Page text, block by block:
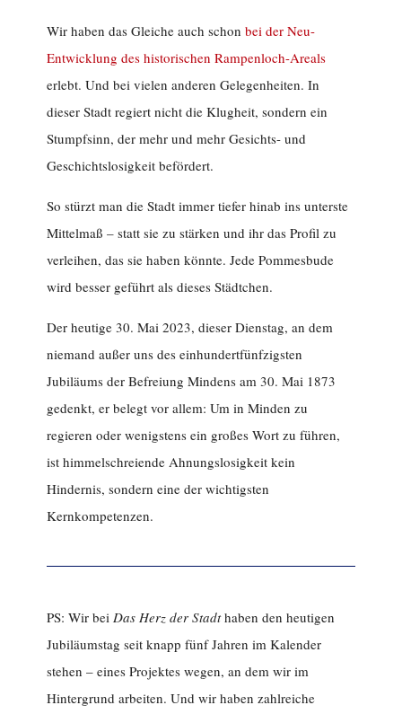
Wir haben das Gleiche auch schon bei der Neu-
Entwicklung des historischen Rampenloch-Areals
erlebt. Und bei vielen anderen Gelegenheiten. In
dieser Stadt regiert nicht die Klugheit, sondern ein
Stumpfsinn, der mehr und mehr Gesichts- und
Geschichtslosigkeit befördert.
So stürzt man die Stadt immer tiefer hinab ins unterste
Mittelmaß – statt sie zu stärken und ihr das Profil zu
verleihen, das sie haben könnte. Jede Pommesbude
wird besser geführt als dieses Städtchen.
Der heutige 30. Mai 2023, dieser Dienstag, an dem
niemand außer uns des einhundertfünfzigsten
Jubiläums der Befreiung Mindens am 30. Mai 1873
gedenkt, er belegt vor allem: Um in Minden zu
regieren oder wenigstens ein großes Wort zu führen,
ist himmelschreiende Ahnungslosigkeit kein
Hindernis, sondern eine der wichtigsten
Kernkompetenzen.
PS: Wir bei Das Herz der Stadthaben den heutigen
Jubiläumstag seit knapp fünf Jahren im Kalender
stehen – eines Projektes wegen, an dem wir im
Hintergrund arbeiten. Und wir haben zahlreiche